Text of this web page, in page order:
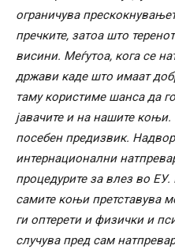
ограничува
пречките, затоа што
висини. Меѓутоа, кога се
држави каде што имаат
таму користиме шанса да
јавачите и на нашите
посебен предизвик.
интернационални
процедурите за влез во
самите коњи претставува
ги оптерети и физички и
случува пред сам